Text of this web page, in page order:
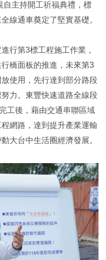
自主持開工祈福典禮，標
線通車奠定了堅實基礎。
行第3標工程施工作業，
橋面板的推進，未來第3
使用，先行達到部分路段
力。東豐快速道路全線段
工後，藉由交通串聯區域
網路，達到提升產業運輸
大台中生活圈經濟發展。